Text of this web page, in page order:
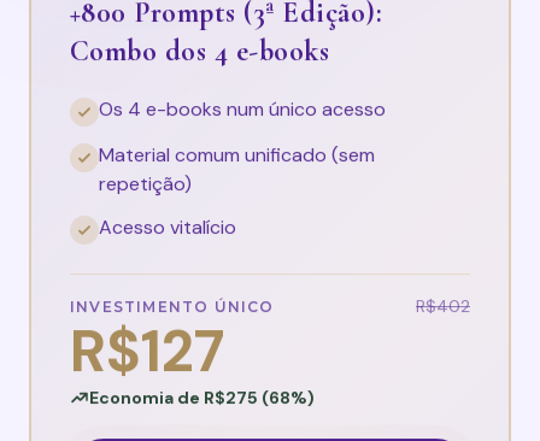
+800 Prompts (3ª Edição):
Combo dos 4 e-books
Os 4 e-books num único acesso
Material comum unificado (sem
repetição)
Acesso vitalício
INVESTIMENTO ÚNICO R$402
R$127
Economia de R$275 (68%)